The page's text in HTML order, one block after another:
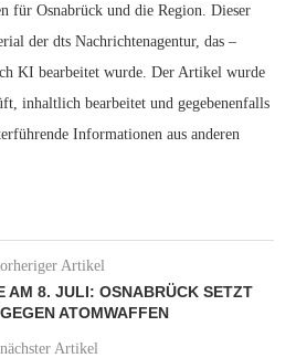
für Osnabrück und die Region. Dieser
der dts Nachrichtenagentur, das –
KI bearbeitet wurde. Der Artikel wurde
inhaltlich bearbeitet und gegebenenfalls
Informationen aus anderen
Artikel
AM 8. JULI: OSNABRÜCK SETZT
ATOMWAFFEN
nächster Artikel